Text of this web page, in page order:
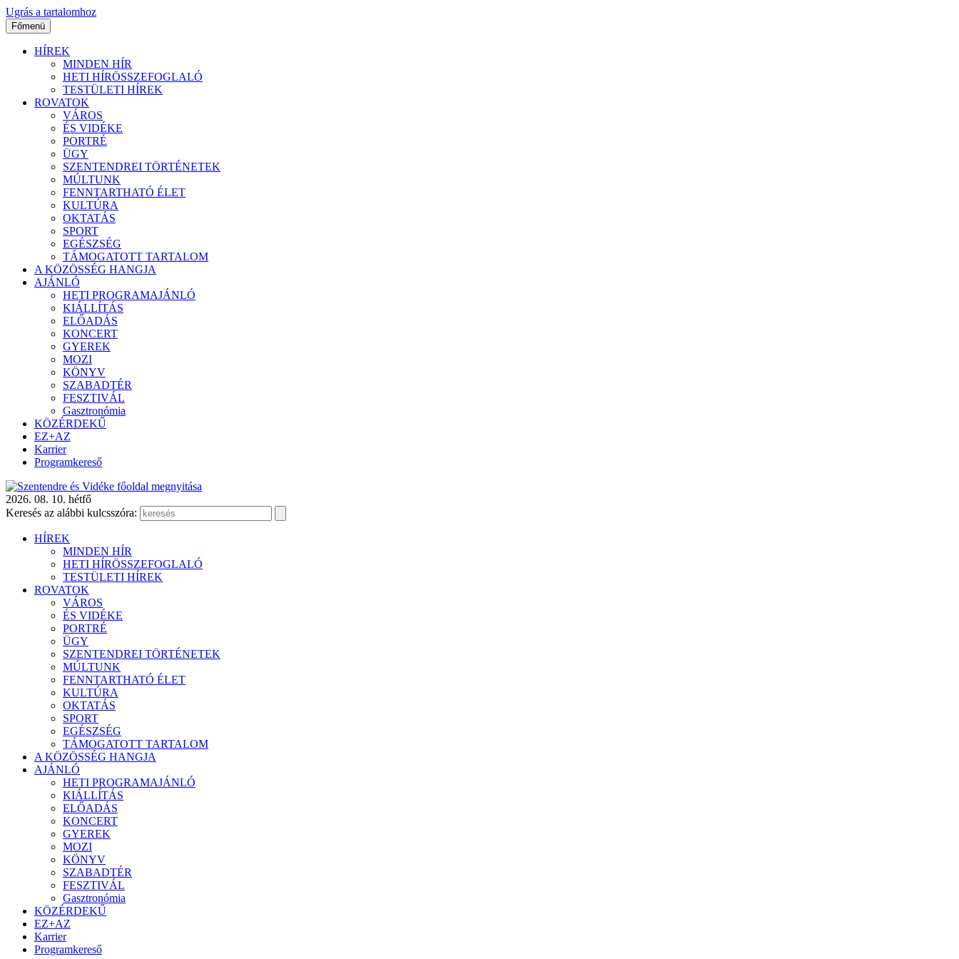
Ugrás a tartalomhoz
Főmenü
HÍREK
MINDEN HÍR
HETI HÍRÖSSZEFOGLALÓ
TESTÜLETI HÍREK
ROVATOK
VÁROS
ÉS VIDÉKE
PORTRÉ
ÜGY
SZENTENDREI TÖRTÉNETEK
MÚLTUNK
FENNTARTHATÓ ÉLET
KULTÚRA
OKTATÁS
SPORT
EGÉSZSÉG
TÁMOGATOTT TARTALOM
A KÖZÖSSÉG HANGJA
AJÁNLÓ
HETI PROGRAMAJÁNLÓ
KIÁLLÍTÁS
ELŐADÁS
KONCERT
GYEREK
MOZI
KÖNYV
SZABADTÉR
FESZTIVÁL
Gasztronómia
KÖZÉRDEKŰ
EZ+AZ
Karrier
Programkereső
2026. 08. 10. hétfő
Keresés az alábbi kulcsszóra:
HÍREK
MINDEN HÍR
HETI HÍRÖSSZEFOGLALÓ
TESTÜLETI HÍREK
ROVATOK
VÁROS
ÉS VIDÉKE
PORTRÉ
ÜGY
SZENTENDREI TÖRTÉNETEK
MÚLTUNK
FENNTARTHATÓ ÉLET
KULTÚRA
OKTATÁS
SPORT
EGÉSZSÉG
TÁMOGATOTT TARTALOM
A KÖZÖSSÉG HANGJA
AJÁNLÓ
HETI PROGRAMAJÁNLÓ
KIÁLLÍTÁS
ELŐADÁS
KONCERT
GYEREK
MOZI
KÖNYV
SZABADTÉR
FESZTIVÁL
Gasztronómia
KÖZÉRDEKŰ
EZ+AZ
Karrier
Programkereső